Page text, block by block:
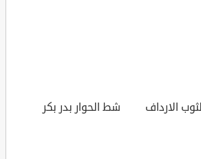
الارداف شط الحوار بدر بكر